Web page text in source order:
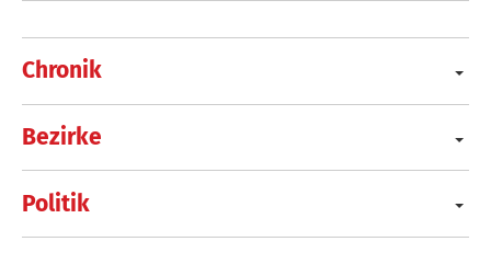
Chronik
Bezirke
Politik